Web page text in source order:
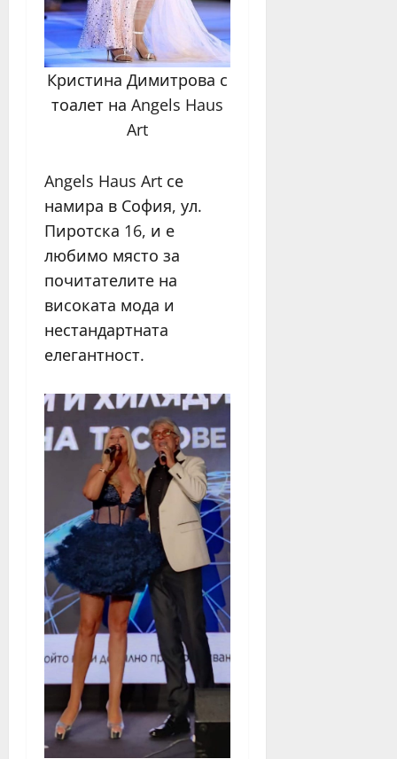
Кристина Димитрова с
тоалет на Angels Haus
Art
Angels Haus Art се
намира в София, ул.
Пиротска 16, и е
любимо място за
почитателите на
високата мода и
нестандартната
елегантност.